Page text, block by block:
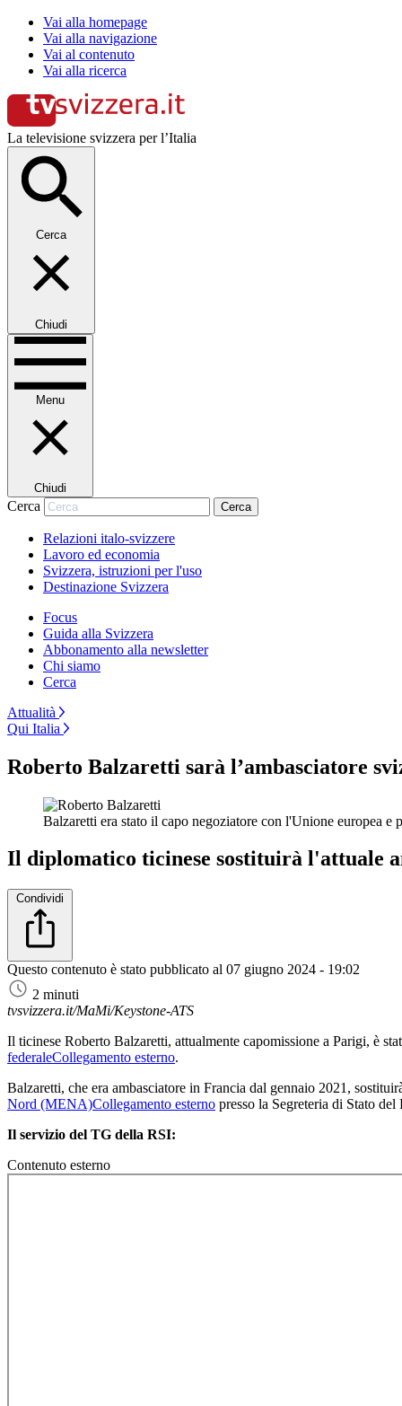
Vai alla homepage
Vai alla navigazione
Vai al contenuto
Vai alla ricerca
La televisione svizzera per l’Italia
Cerca
Chiudi
Menu
Chiudi
Cerca Cerca
Relazioni italo-svizzere
Lavoro ed economia
Svizzera, istruzioni per l'uso
Destinazione Svizzera
Focus
Guida alla Svizzera
Abbonamento alla newsletter
Chi siamo
Cerca
Attualità
Qui Italia
Roberto Balzaretti sarà l’ambasciatore
Balzaretti era stato il capo negoziatore con l'Unione europea e
Il diplomatico ticinese sostituirà l'attuale
Condividi
Questo contenuto è stato pubblicato al 07 giugno 2024 - 19:02
2 minuti
tvsvizzera.it/MaMi/Keystone-ATS
Il ticinese Roberto Balzaretti, attualmente capomissione a Parigi, è
federaleCollegamento esterno.
Balzaretti, che era ambasciatore in Francia dal gennaio 2021,
Nord (MENA)Collegamento esterno presso la Segreteria di Stato
Il servizio del TG della RSI:
Contenuto esterno